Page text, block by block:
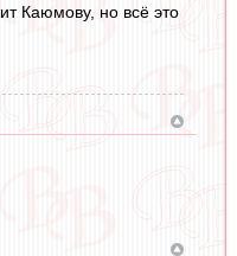
Каюмову, но всё это